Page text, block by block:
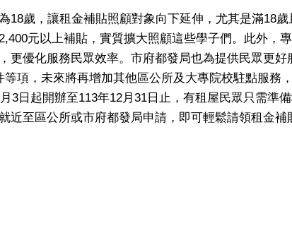
18歲，讓租金補貼照顧對象向下延伸，尤其是滿18歲
元以上補貼，實質擴大照顧這些學子們。此外，
更優化服務民眾效率。市府都發局也為提供民眾更好
項，未來將再增加其他區公所及大專院校駐點服務
3日起開辦至113年12月31日止，有租屋民眾只需準
近至區公所或市府都發局申請，即可輕鬆請領租金補